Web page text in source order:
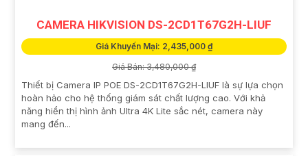
CAMERA HIKVISION DS-2CD1T67G2H-LIUF
Giá Khuyến Mại: 2,435,000 ₫
Giá Bán: 3,480,000 ₫
Thiết bị Camera IP POE DS-2CD1T67G2H-LIUF là sự lựa chọn
hoàn hảo cho hệ thống giám sát chất lượng cao. Với khả
năng hiển thị hình ảnh Ultra 4K Lite sắc nét, camera này
mang đến...